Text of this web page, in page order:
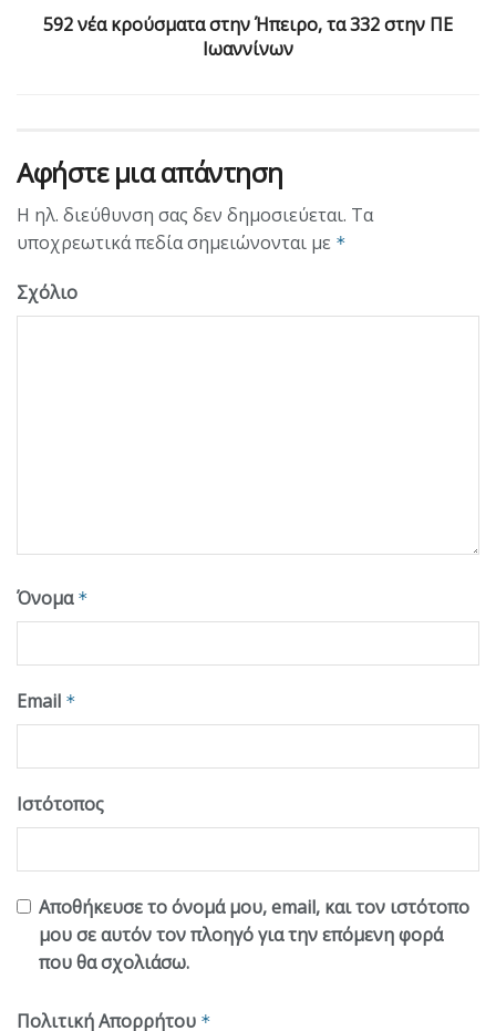
592 νέα κρούσματα στην Ήπειρο, τα 332 στην ΠΕ
Ιωαννίνων
Αφήστε μια απάντηση
Η ηλ. διεύθυνση σας δεν δημοσιεύεται. Τα
υποχρεωτικά πεδία σημειώνονται με *
Σχόλιο
Όνομα *
Email *
Ιστότοπος
Αποθήκευσε το όνομά μου, email, και τον ιστότοπο
μου σε αυτόν τον πλοηγό για την επόμενη φορά
που θα σχολιάσω.
Πολιτική Απορρήτου *